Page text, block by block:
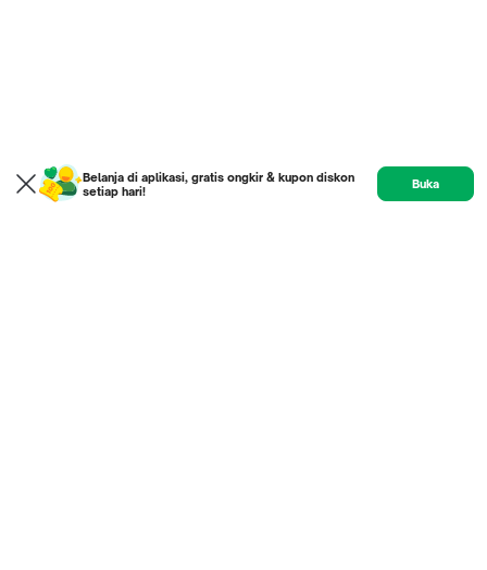
Belanja di aplikasi, gratis ongkir & kupon diskon
setiap hari!
Buka